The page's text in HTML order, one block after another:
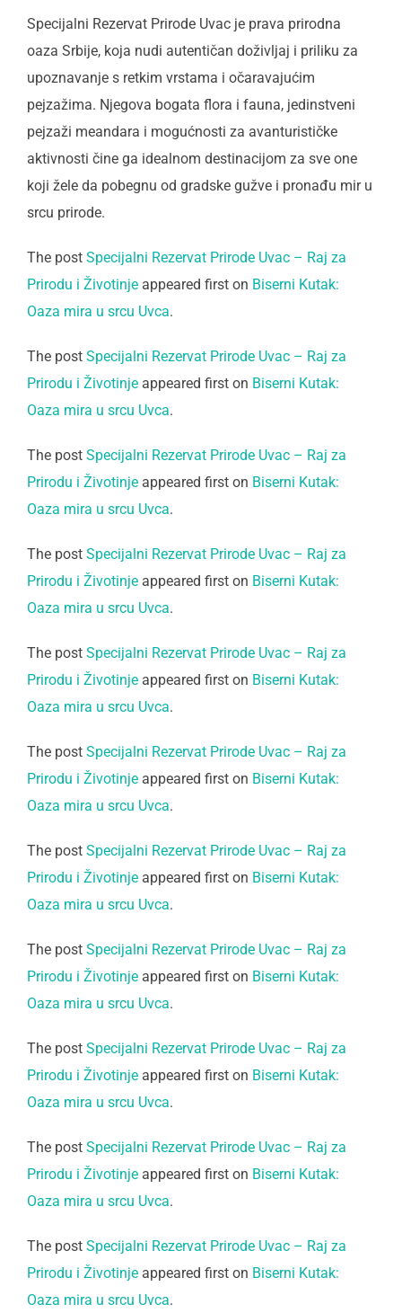
Specijalni Rezervat Prirode Uvac je prava prirodna
oaza Srbije, koja nudi autentičan doživljaj i priliku za
upoznavanje s retkim vrstama i očaravajućim
pejzažima. Njegova bogata flora i fauna, jedinstveni
pejzaži meandara i mogućnosti za avanturističke
aktivnosti čine ga idealnom destinacijom za sve one
koji žele da pobegnu od gradske gužve i pronađu mir u
srcu prirode.
The post Specijalni Rezervat Prirode Uvac – Raj za
Prirodu i Životinje appeared first on Biserni Kutak:
Oaza mira u srcu Uvca.
The post Specijalni Rezervat Prirode Uvac – Raj za
Prirodu i Životinje appeared first on Biserni Kutak:
Oaza mira u srcu Uvca.
The post Specijalni Rezervat Prirode Uvac – Raj za
Prirodu i Životinje appeared first on Biserni Kutak:
Oaza mira u srcu Uvca.
The post Specijalni Rezervat Prirode Uvac – Raj za
Prirodu i Životinje appeared first on Biserni Kutak:
Oaza mira u srcu Uvca.
The post Specijalni Rezervat Prirode Uvac – Raj za
Prirodu i Životinje appeared first on Biserni Kutak:
Oaza mira u srcu Uvca.
The post Specijalni Rezervat Prirode Uvac – Raj za
Prirodu i Životinje appeared first on Biserni Kutak:
Oaza mira u srcu Uvca.
The post Specijalni Rezervat Prirode Uvac – Raj za
Prirodu i Životinje appeared first on Biserni Kutak:
Oaza mira u srcu Uvca.
The post Specijalni Rezervat Prirode Uvac – Raj za
Prirodu i Životinje appeared first on Biserni Kutak:
Oaza mira u srcu Uvca.
The post Specijalni Rezervat Prirode Uvac – Raj za
Prirodu i Životinje appeared first on Biserni Kutak:
Oaza mira u srcu Uvca.
The post Specijalni Rezervat Prirode Uvac – Raj za
Prirodu i Životinje appeared first on Biserni Kutak:
Oaza mira u srcu Uvca.
The post Specijalni Rezervat Prirode Uvac – Raj za
Prirodu i Životinje appeared first on Biserni Kutak:
Oaza mira u srcu Uvca.